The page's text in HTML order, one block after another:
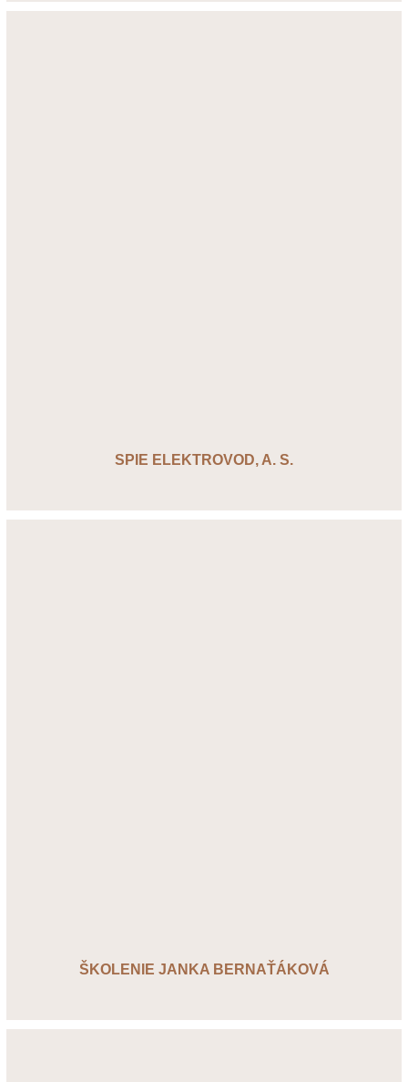
SPIE ELEKTROVOD, A. S.
ŠKOLENIE JANKA BERNAŤÁKOVÁ